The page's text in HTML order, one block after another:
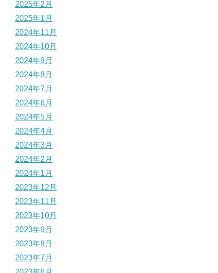
2025年2月
2025年1月
2024年11月
2024年10月
2024年9月
2024年8月
2024年7月
2024年6月
2024年5月
2024年4月
2024年3月
2024年2月
2024年1月
2023年12月
2023年11月
2023年10月
2023年9月
2023年8月
2023年7月